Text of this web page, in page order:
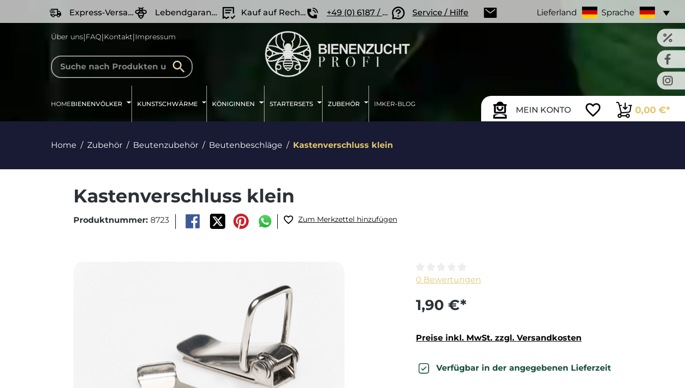
Zur Hauptnavigation springen
Express-Versand Lebendgarantie Kauf auf Rechnung +49 (0) 6187 / 207 57 86 Service / Hilfe Lieferland Sprache
Über uns|FAQ|Kontakt|Impressum
MEIN KONTO 0,00 €*
HOMEBIENENVÖLKER KUNSTSCHWÄRME KÖNIGINNEN STARTERSETS ZUBEHÖR IMKER-BLOG
Home Zubehör Beutenzubehör Beutenbeschläge Kastenverschluss klein
Kastenverschluss klein
Produktnummer: 8723 Zum Merkzettel hinzufügen
Durchschnittliche Bewertung von 0 von 5 Sternen
0 Bewertungen
1,90 €*
Preise inkl. MwSt. zzgl. Versandkosten
Verfügbar in der angegebenen Lieferzeit